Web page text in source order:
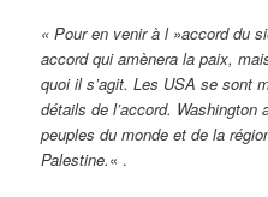
« Pour en venir à l »accord du
accord qui amènera la paix,
quoi il s’agit. Les USA se sont
détails de l’accord. Washington
peuples du monde et de la
Palestine.« .